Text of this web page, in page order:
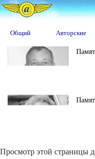
Общий Авторские
Просмотр этой страницы